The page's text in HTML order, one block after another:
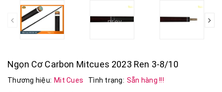
prev
Ngọn Cơ Carbon Mitcues 2023 Ren 3-8/10
Thương hiệu: Mit Cues Tình trạng: Sẵn hàng !!!